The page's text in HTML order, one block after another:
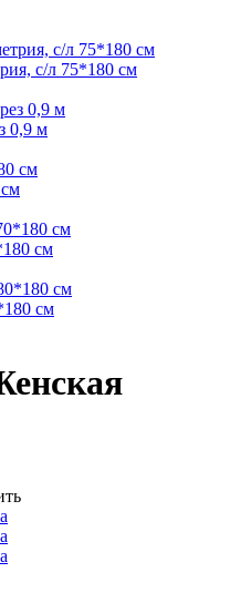
с/л 75*180 см
0,9 м
см
см